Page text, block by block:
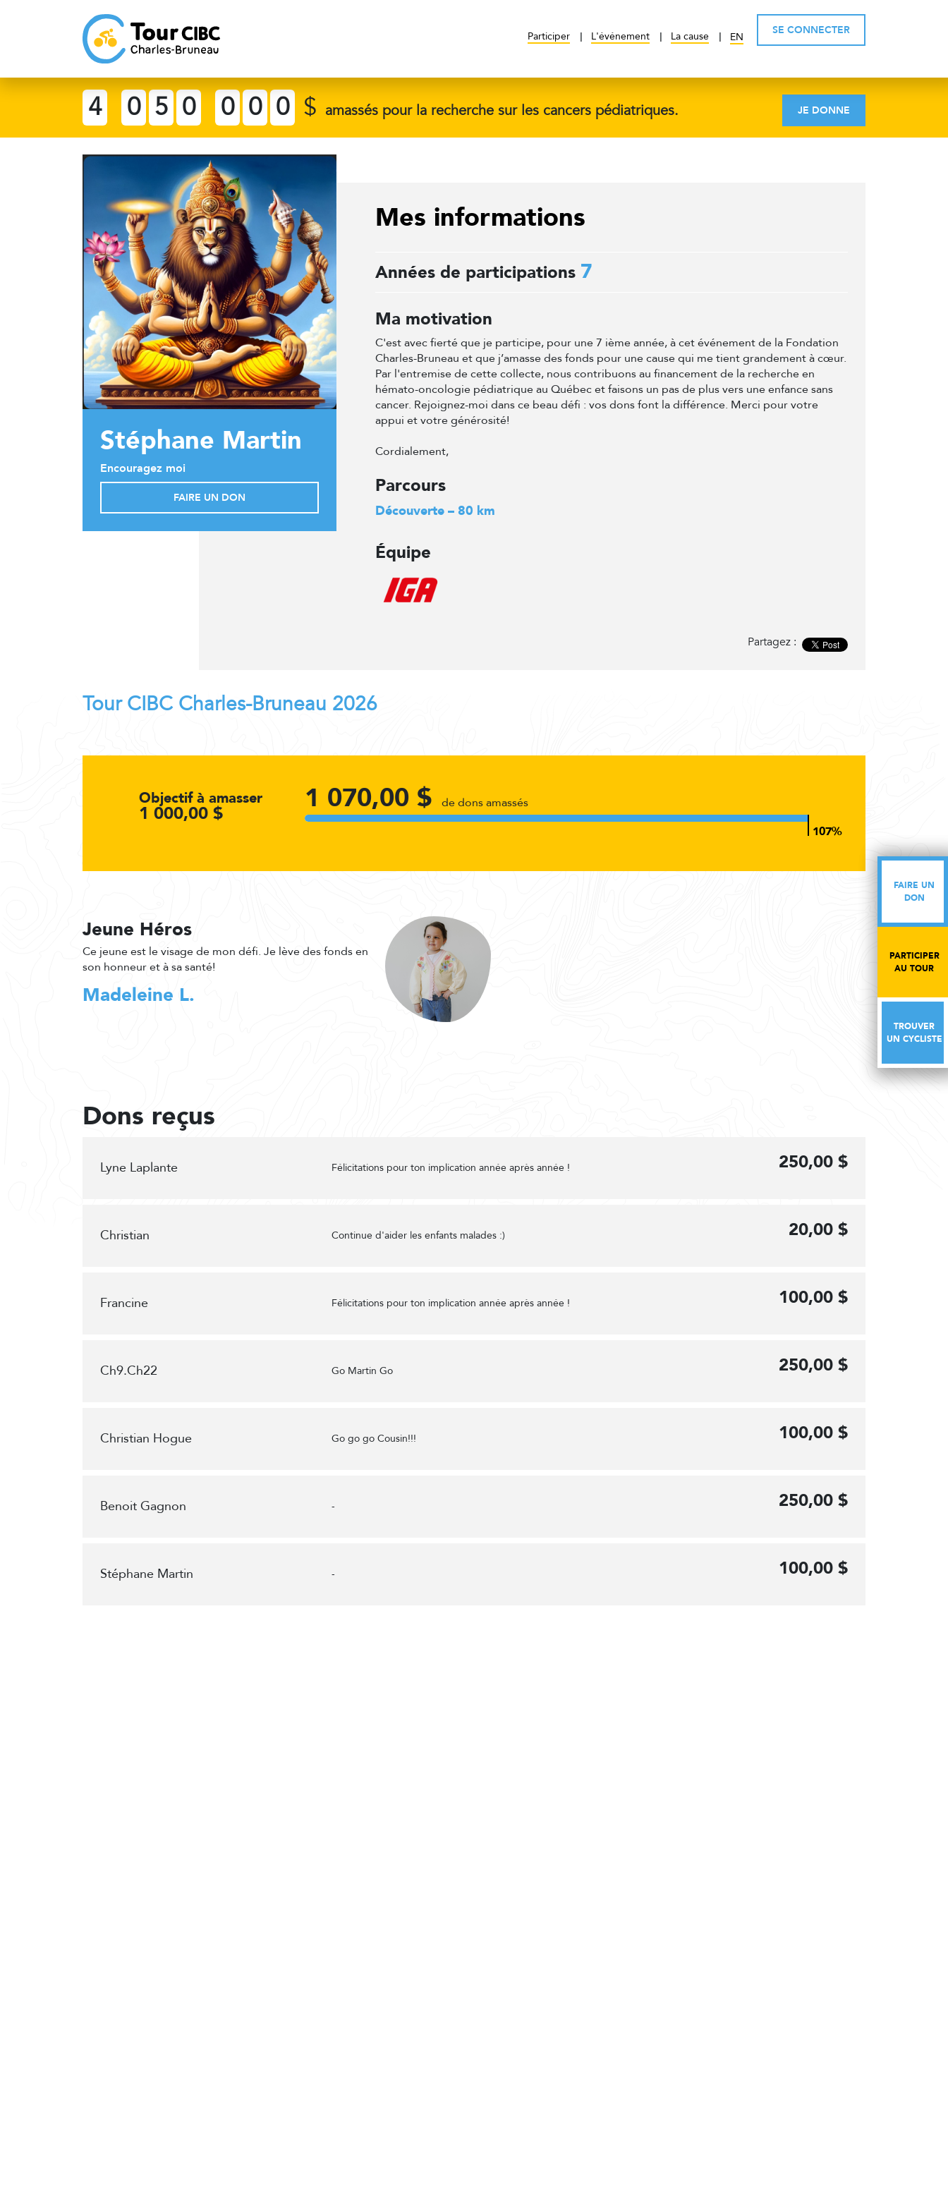
Participer L'événement La cause EN
SE CONNECTER
FAIRE UN
DON
PARTICIPER
AU TOUR
TROUVER
UN CYCLISTE
4 0 5 0 0 0 0 $ amassés pour la recherche sur les cancers pédiatriques. JE DONNE
Stéphane Martin
Encouragez moi
FAIRE UN DON
Mes informations
Années de participations 7
Ma motivation
C'est avec fierté que je participe, pour une 7 ième année, à cet événement de la Fondation
Charles-Bruneau et que j’amasse des fonds pour une cause qui me tient grandement à cœur.
Par l'entremise de cette collecte, nous contribuons au financement de la recherche en
hémato-oncologie pédiatrique au Québec et faisons un pas de plus vers une enfance sans
cancer. Rejoignez-moi dans ce beau défi : vos dons font la différence. Merci pour votre
appui et votre générosité!
Cordialement,
Parcours
Découverte – 80 km
Équipe
Partagez :
Tour CIBC Charles-Bruneau 2026
Objectif à amasser
1 000,00 $ 1 070,00 $ de dons amassés
Jeune Héros
Ce jeune est le visage de mon défi. Je lève des fonds en
son honneur et à sa santé!
Madeleine L.
Dons reçus
Lyne Laplante Félicitations pour ton implication année après année ! 250,00 $
Christian Continue d'aider les enfants malades :) 20,00 $
Francine Félicitations pour ton implication année après année ! 100,00 $
Ch9.Ch22 Go Martin Go 250,00 $
Christian Hogue Go go go Cousin!!! 100,00 $
Benoit Gagnon - 250,00 $
Stéphane Martin - 100,00 $
FAIRE UN
DON
PARTICIPER
AU TOUR
TROUVER
UN CYCLISTE